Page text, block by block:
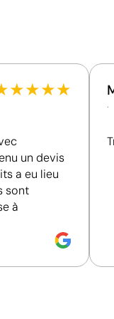
des surfaces
plaque gravée
meilleures
ESG.
★★★★
un devis
a eu lieu
sont
à
.